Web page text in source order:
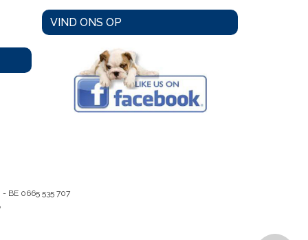
VIND ONS OP
- BE 0665 535 707